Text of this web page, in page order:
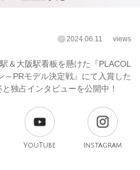
2024.06.11 views
＆大阪駅看板を懸けた『PLACOL
～PRモデル決定戦』にて入賞した
独占インタビューを公開中！
YouTube Instagram